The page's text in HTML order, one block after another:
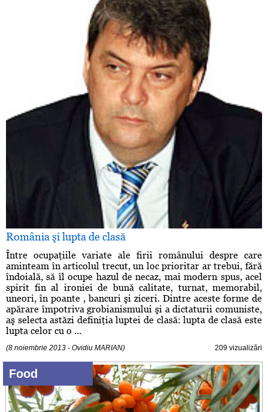
România şi lupta de clasă
Între ocupaţiile variate ale firii românului despre care
aminteam în articolul trecut, un loc prioritar ar trebui, fără
îndoială, să îl ocupe hazul de necaz, mai modern spus, acel
spirit fin al ironiei de bună calitate, turnat, memorabil,
uneori, în poante , bancuri şi ziceri. Dintre aceste forme de
apărare împotriva grobianismului şi a dictaturii comuniste,
aş selecta astăzi definiţia luptei de clasă: lupta de clasă este
lupta celor cu o ...
(8 noiembrie 2013 - Ovidiu MARIAN) 209 vizualizări
Food